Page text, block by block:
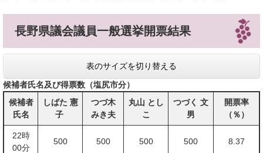
長野県議会議員一般選挙開票結果
表のサイズを切り替える
候補者氏名及び得票数（塩尻市分）
候補者
氏名
しばた 憲
子
つづ木
みき夫
丸山 とし
こ
つづく 文
男
開票率
（％）
22時
00分
500 500 500 500 8.37